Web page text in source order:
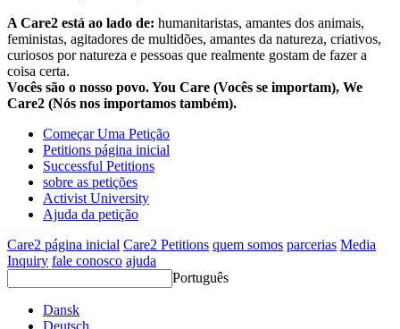
A Care2 está ao lado de: humanitaristas, amantes dos animais,
feministas, agitadores de multidões, amantes da natureza, criativos,
curiosos por natureza e pessoas que realmente gostam de fazer a
coisa certa.
Vocês são o nosso povo. You Care (Vocês se importam), We
Care2 (Nós nos importamos também).
Começar Uma Petição
Petitions página inicial
Successful Petitions
sobre as petições
Activist University
Ajuda da petição
Care2 página inicial Care2 Petitions quem somos parcerias Media
Inquiry fale conosco ajuda
Português
Dansk